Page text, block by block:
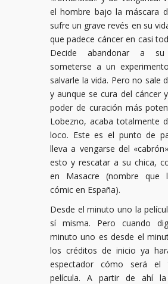
el hombre bajo la máscara
sufre un grave revés en su
que padece cáncer en casi
Decide abandonar a
someterse a un
salvarle la vida. Pero no sale
y aunque se cura del cáncer
poder de curación más
Lobezno, acaba totalmente
loco. Este es el punto de
lleva a vengarse del
esto y rescatar a su chica,
en Masacre (nombre que
cómic en España).
Desde el minuto uno la
sí misma. Pero cuando
minuto uno es desde el
los créditos de inicio ya
espectador cómo será
película. A partir de ahí